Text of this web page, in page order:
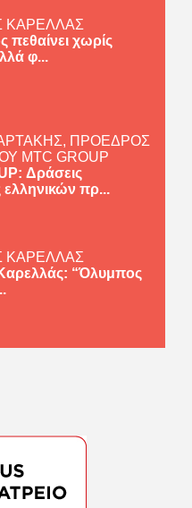
ΚΑΡΕΛΛΑΣ
πεθαίνει χωρίς
φ...
ΠΡΟΕΔΡΟΣ
MTC GROUP
Δράσεις
πρ...
ΚΑΡΕΛΛΑΣ
“Όλυμπος